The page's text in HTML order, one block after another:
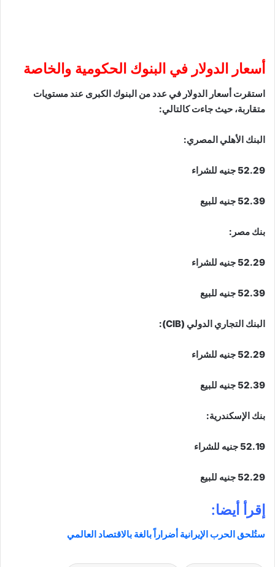
أسعار الدولار في البنوك الحكومية والخاصة
استقرت أسعار الدولار في عدد من البنوك الكبرى عند مستويات
متقاربة، حيث جاءت كالتالي:
البنك الأهلي المصري:
52.29 جنيه للشراء
52.39 جنيه للبيع
بنك مصر:
52.29 جنيه للشراء
52.39 جنيه للبيع
البنك التجاري الدولي (CIB):
52.29 جنيه للشراء
52.39 جنيه للبيع
بنك الإسكندرية:
52.19 جنيه للشراء
52.29 جنيه للبيع
إقرأ أيضا:
ستُلحق الحرب الإيرانية أضراراً بالغة بالاقتصاد العالمي